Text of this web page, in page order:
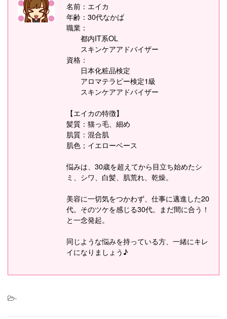
名前：エイカ
年齢：30代なかば
職業：
都内IT系OL
スキンケアアドバイザー
資格：
日本化粧品検定
アロマテラピー検定1級
スキンケアアドバイザー
【エイカの特徴】
髪質：猫っ毛、細め
肌質：混合肌
肌色；イエローベース
悩みは、30歳を超えてから目立ち始めたシ
ミ、シワ、白髪、肌荒れ、乾燥。
美容に一切気をつかわず、仕事に邁進した20
代。そのツケを感じる30代。まだ間に合う！
と一念発起。
同じような悩みを持っている方、一緒にキレ
イになりましょう♪
-